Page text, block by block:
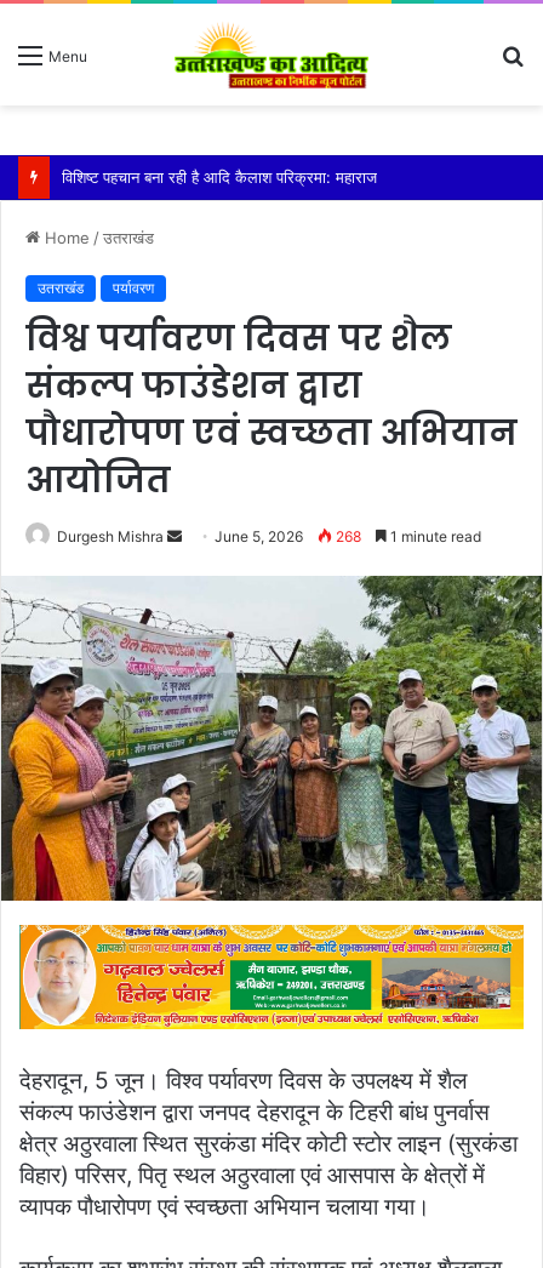
Menu
विशिष्ट पहचान बना रही है आदि कैलाश परिक्रमा: महाराज
Home /उतराखंड
उतराखंड पर्यावरण
विश्व पर्यावरण दिवस पर शैल
संकल्प फाउंडेशन द्वारा
पौधारोपण एवं स्वच्छता अभियान
आयोजित
Durgesh Mishra
Send June 5, 2026 268 1 minute read
देहरादून, 5 जून। विश्व पर्यावरण दिवस के उपलक्ष्य में शैल
संकल्प फाउंडेशन द्वारा जनपद देहरादून के टिहरी बांध पुनर्वास
क्षेत्र अठुरवाला स्थित सुरकंडा मंदिर कोटी स्टोर लाइन (सुरकंडा
विहार) परिसर, पितृ स्थल अठुरवाला एवं आसपास के क्षेत्रों में
व्यापक पौधारोपण एवं स्वच्छता अभियान चलाया गया।